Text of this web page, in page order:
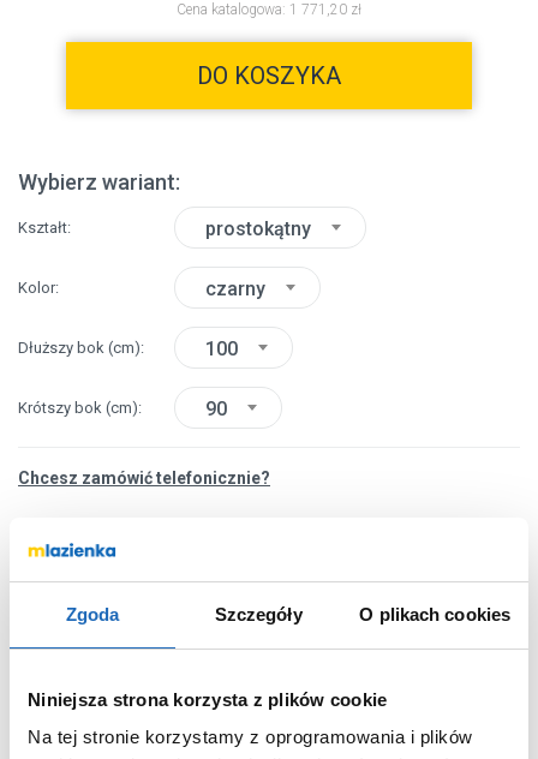
Zgoda Szczegóły O plikach cookies
Niniejsza strona korzysta z plików cookie
Na tej stronie korzystamy z oprogramowania i plików
Cena katalogowa: 1 771,20 zł
DO KOSZYKA
Wybierz wariant:
Kształt prostokątny
Kolor czarny
Dłuższy bok (cm) 100
Krótszy bok (cm) 90
Chcesz zamówić telefonicznie?
OPIS PRODUKTU
Seria
Kalait Black Stone
Nr katalogowy
33115CSTM2